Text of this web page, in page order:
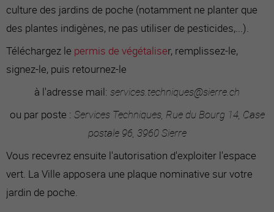
culture des jardins de poche (notamment ne planter que
des plantes indigènes, ne pas utiliser de pesticides,...).
Téléchargez le permis de végétaliser, remplissez-le,
signez-le, puis retournez-le
à l'adresse mail: services.techniques@sierre.ch
ou par poste : Services Techniques, Rue du Bourg 14, Case
postale 96, 3960 Sierre
Vous recevrez ensuite l'autorisation d'exploiter l'espace
vert. La Ville apposera une plaque nominative sur votre
jardin de poche.